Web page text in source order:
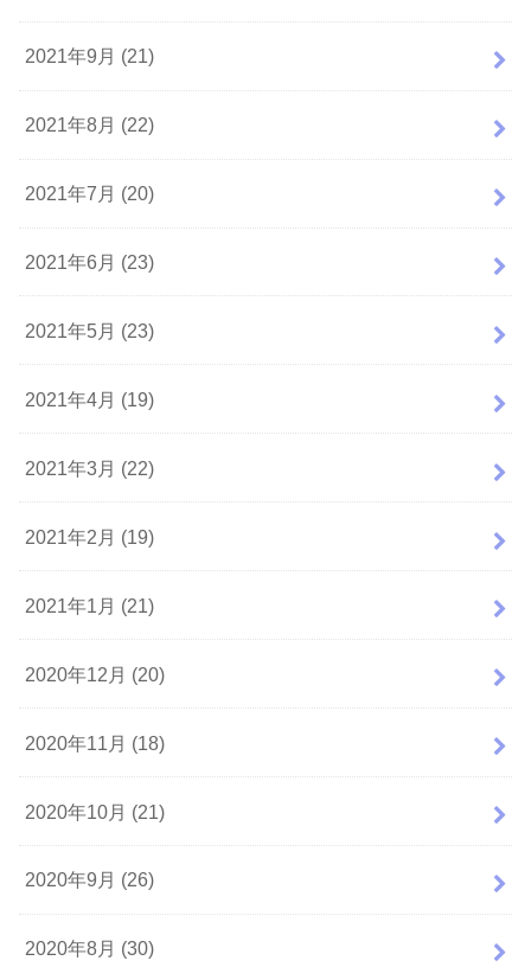
2021年9月 (21)
2021年8月 (22)
2021年7月 (20)
2021年6月 (23)
2021年5月 (23)
2021年4月 (19)
2021年3月 (22)
2021年2月 (19)
2021年1月 (21)
2020年12月 (20)
2020年11月 (18)
2020年10月 (21)
2020年9月 (26)
2020年8月 (30)